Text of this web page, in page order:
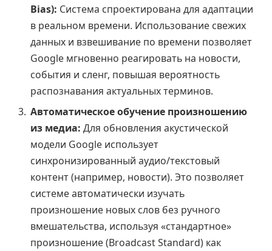
Bias): Система спроектирована для адаптации
в реальном времени. Использование свежих
данных и взвешивание по времени позволяет
Google мгновенно реагировать на новости,
события и сленг, повышая вероятность
распознавания актуальных терминов.
Автоматическое обучение произношению
из медиа: Для обновления акустической
модели Google использует
синхронизированный аудио/текстовый
контент (например, новости). Это позволяет
системе автоматически изучать
произношение новых слов без ручного
вмешательства, используя «стандартное»
произношение (Broadcast Standard) как